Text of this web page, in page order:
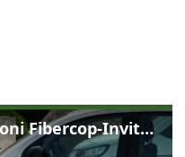
Sottoscritte le convenzioni Fibercop-Invitalia, fibra ottica per 477 mila civici